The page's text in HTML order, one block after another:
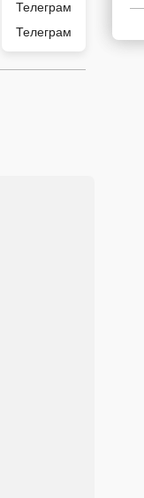
Телеграм